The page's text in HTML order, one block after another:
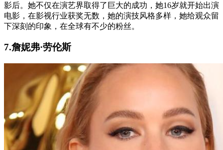
影后。她不仅在演艺界取得了巨大的成功，她16岁就开始出演
电影，在影视行业获奖无数，她的演技风格多样，她给观众留
下深刻的印象，在全球有不少的粉丝。
7.詹妮弗·劳伦斯